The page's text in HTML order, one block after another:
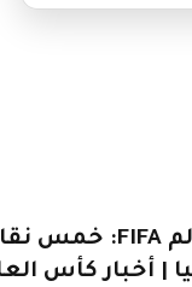
| أخبار كأس العالم